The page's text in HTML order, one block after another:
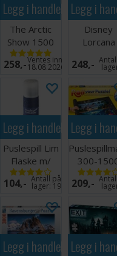
Legg i handlekurven
The Arctic
Show 1500
biter
Puslespill
258,-Ventes inn
18.08.2026
Legg i
Disney
Lorcana
Whispers
Starter
248,-
Legg i handlekurven
Puslespill Lim
Flaske m/
svamp
104,- Antall på
lager: 19
Legg i
300-
brikker
209,-
Legg i handlekurven
Legg i